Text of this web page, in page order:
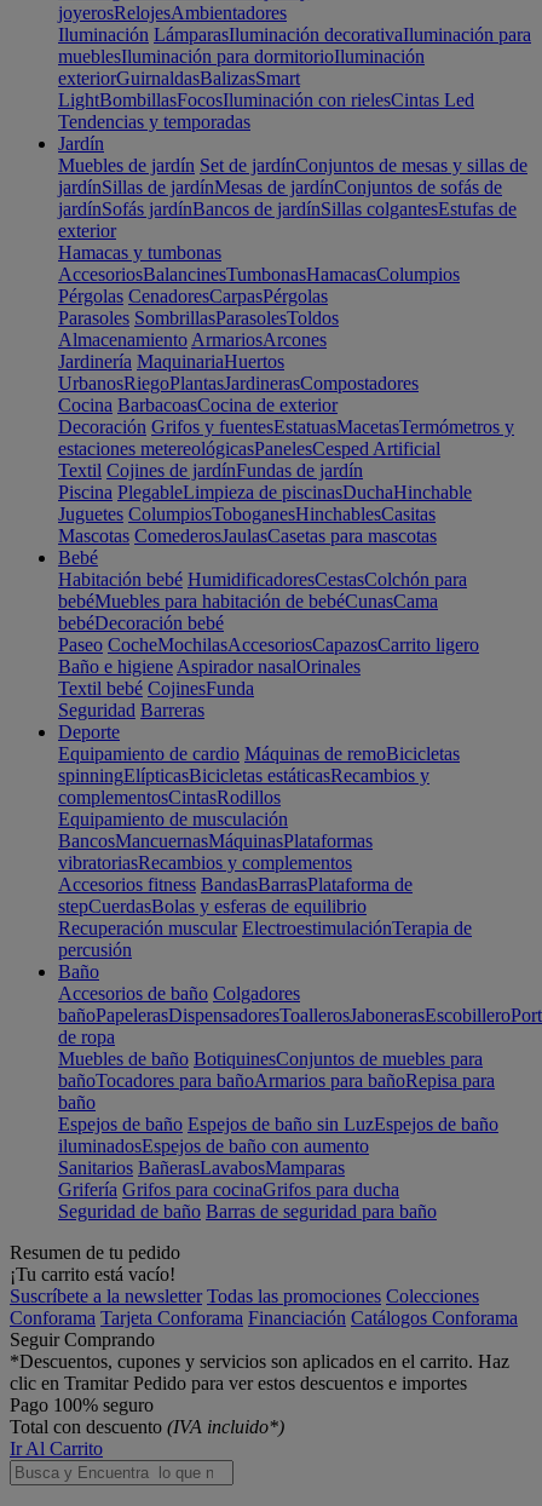
joyerosRelojesAmbientadores
Iluminación LámparasIluminación decorativaIluminación para
mueblesIluminación para dormitorioIluminación
exteriorGuirnaldasBalizasSmart
LightBombillasFocosIluminación con rielesCintas Led
Tendencias y temporadas
Jardín
Muebles de jardín Set de jardínConjuntos de mesas y sillas de
jardínSillas de jardínMesas de jardínConjuntos de sofás de
jardínSofás jardínBancos de jardínSillas colgantesEstufas de
exterior
Hamacas y tumbonas
AccesoriosBalancinesTumbonasHamacasColumpios
Pérgolas CenadoresCarpasPérgolas
Parasoles SombrillasParasolesToldos
Almacenamiento ArmariosArcones
Jardinería MaquinariaHuertos
UrbanosRiegoPlantasJardinerasCompostadores
Cocina BarbacoasCocina de exterior
Decoración Grifos y fuentesEstatuasMacetasTermómetros y
estaciones metereológicasPanelesCesped Artificial
Textil Cojines de jardínFundas de jardín
Piscina PlegableLimpieza de piscinasDuchaHinchable
Juguetes ColumpiosToboganesHinchablesCasitas
Mascotas ComederosJaulasCasetas para mascotas
Bebé
Habitación bebé HumidificadoresCestasColchón para
bebéMuebles para habitación de bebéCunasCama
bebéDecoración bebé
Paseo CocheMochilasAccesoriosCapazosCarrito ligero
Baño e higiene Aspirador nasalOrinales
Textil bebé CojinesFunda
Seguridad Barreras
Deporte
Equipamiento de cardio Máquinas de remoBicicletas
spinningElípticasBicicletas estáticasRecambios y
complementosCintasRodillos
Equipamiento de musculación
BancosMancuernasMáquinasPlataformas
vibratoriasRecambios y complementos
Accesorios fitness BandasBarrasPlataforma de
stepCuerdasBolas y esferas de equilibrio
Recuperación muscular ElectroestimulaciónTerapia de
percusión
Baño
Accesorios de baño Colgadores
bañoPapelerasDispensadoresToallerosJabonerasEscobillero
de ropa
Muebles de baño BotiquinesConjuntos de muebles para
bañoTocadores para bañoArmarios para bañoRepisa para
baño
Espejos de baño Espejos de baño sin LuzEspejos de baño
iluminadosEspejos de baño con aumento
Sanitarios BañerasLavabosMamparas
Grifería Grifos para cocinaGrifos para ducha
Seguridad de baño Barras de seguridad para baño
Resumen de tu pedido
¡Tu carrito está vacío!
Suscríbete a la newsletter Todas las promociones Colecciones
Conforama Tarjeta Conforama Financiación Catálogos Conforama
Seguir Comprando
*Descuentos, cupones y servicios son aplicados en el carrito. Haz
clic en Tramitar Pedido para ver estos descuentos e importes
Pago 100% seguro
Total con descuento (IVA incluido*)
Ir Al Carrito